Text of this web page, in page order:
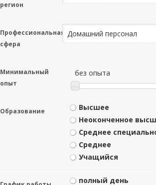
регион
Профессиональная
сфера
Минимальный
опыт
без опыта
Образование
Высшее
Неоконченное
Среднее
Среднее
Учащийся
полный день